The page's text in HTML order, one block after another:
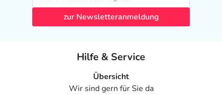
66424 Homburgzur Newsletteranmeldung
Hilfe & Service
Übersicht
Wir sind gern für Sie da